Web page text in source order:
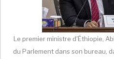
Le premier ministre d'Éthiopie,
du Parlement dans son bureau,